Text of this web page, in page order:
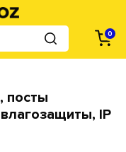
0
посты
IP